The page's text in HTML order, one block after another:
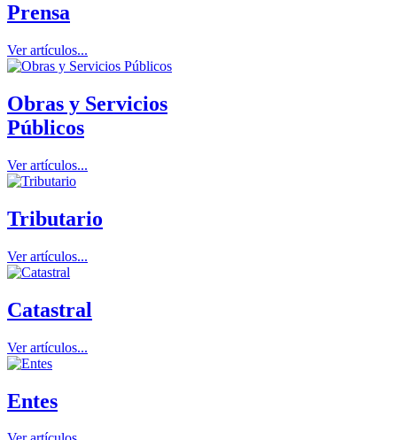
Prensa
Ver artículos...
Obras y Servicios
Públicos
Ver artículos...
Tributario
Ver artículos...
Catastral
Ver artículos...
Entes